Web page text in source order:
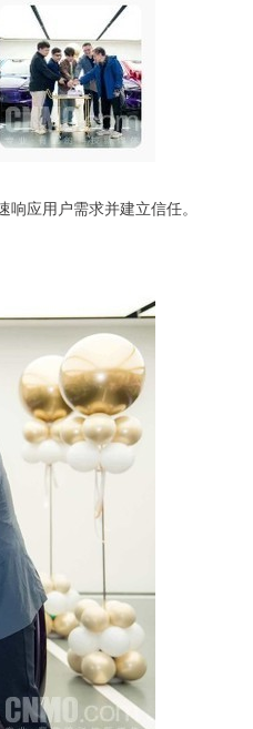
应用户需求并建立信任。